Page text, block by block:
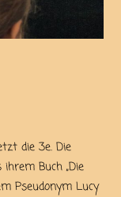
die 3e. Die
Buch „Die
Pseudonym Lucy